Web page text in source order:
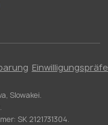
Slowakei.
SK 2121731304.